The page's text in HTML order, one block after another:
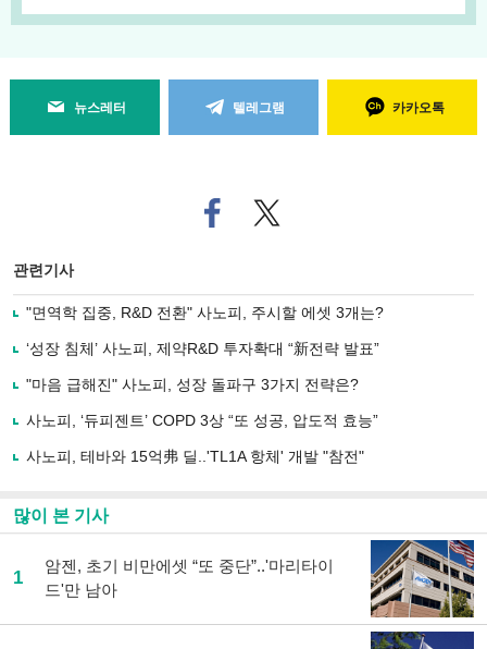
뉴스레터 텔레그램 카카오톡
페
이
로
기
사
유
기
트위
터로
관련기사
"면역학 집중, R&D 전환" 사노피, 주시할 에셋 3개는?
‘성장 침체’ 사노피, 제약R&D 투자확대 “新전략 발표”
"마음 급해진" 사노피, 성장 돌파구 3가지 전략은?
사노피, ‘듀피젠트’ COPD 3상 “또 성공, 압도적 효능”
사노피, 테바와 15억弗 딜..'TL1A 항체' 개발 "참전"
많이 본 기사
1
암젠, 초기 비만에셋 “또 중단”..'마리타이
드'만 남아